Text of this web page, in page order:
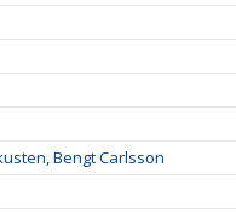
Bengt Carlsson